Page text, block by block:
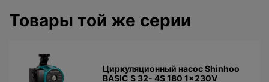
Товары той же серии
Циркуляционный насос Shinhoo
BASIC S 32- 4S 180 1x230V